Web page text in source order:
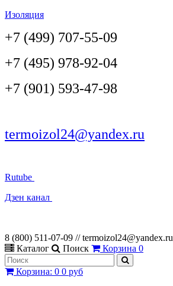
Изоляция
+7 (499) 707-55-09
+7 (495) 978-92-04
+7 (901) 593-47-98
termoizol24@yandex.ru
Rutube
Дзен канал
8 (800) 511-07-09 // termoizol24@yandex.ru
Каталог
Поиск Корзина 0
Корзина: 0 0 руб